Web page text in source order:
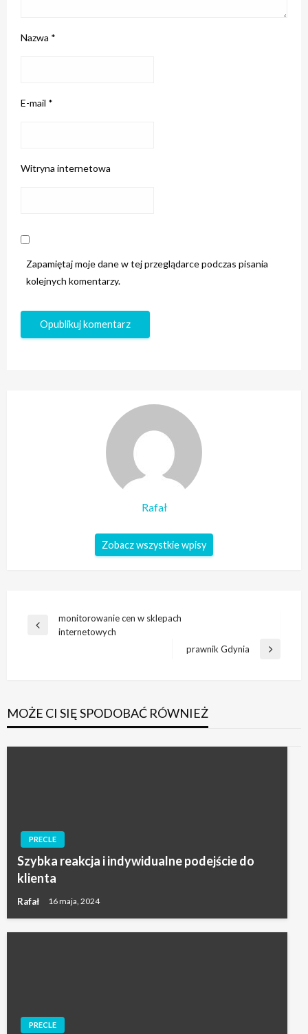
Nazwa *
E-mail *
Witryna internetowa
Zapamiętaj moje dane w tej przeglądarce podczas pisania
kolejnych komentarzy.
Rafał
Zobacz wszystkie wpisy
Nawigacja
wpisu
Poprzedni
monitorowanie cen w sklepach
internetowych
Następny
prawnik Gdynia
MOŻE CI SIĘ SPODOBAĆ RÓWNIEŻ
PRECLE
Szybka reakcja i indywidualne podejście do
klienta
Rafał 16 maja, 2024
PRECLE